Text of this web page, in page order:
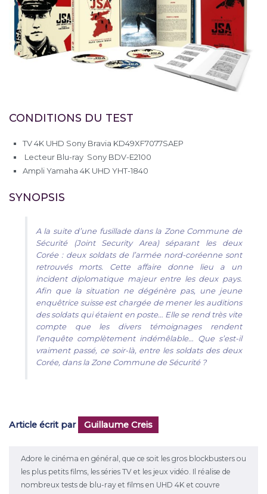
CONDITIONS DU TEST
TV 4K UHD Sony Bravia KD49XF7077SAEP
Lecteur Blu-ray Sony BDV-E2100
Ampli Yamaha 4K UHD YHT-1840
SYNOPSIS
A la suite d’une fusillade dans la Zone Commune de
Sécurité (Joint Security Area) séparant les deux
Corée : deux soldats de l’armée nord-coréenne sont
retrouvés morts. Cette affaire donne lieu a un
incident diplomatique majeur entre les deux pays.
Afin que la situation ne dégénère pas, une jeune
enquêtrice suisse est chargée de mener les auditions
des soldats qui étaient en poste… Elle se rend très vite
compte que les divers témoignages rendent
l’enquête complètement indémêlable… Que s’est-il
vraiment passé, ce soir-là, entre les soldats des deux
Corée, dans la Zone Commune de Sécurité ?
Article écrit par Guillaume Creis
Adore le cinéma en général, que ce soit les gros blockbusters ou
les plus petits films, les séries TV et les jeux vidéo. Il réalise de
nombreux tests de blu-ray et films en UHD 4K et couvre